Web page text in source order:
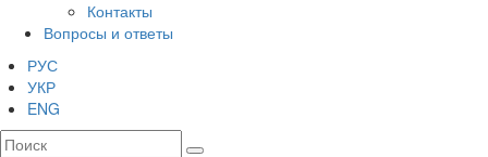
Контакты
Вопросы и ответы
РУС
УКР
ENG